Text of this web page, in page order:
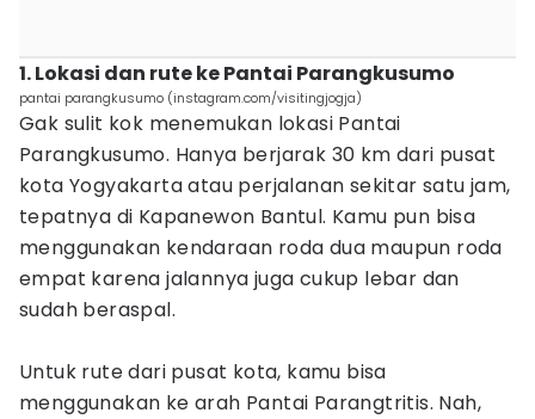
1. Lokasi dan rute ke Pantai Parangkusumo
pantai parangkusumo (instagram.com/visitingjogja)
Gak sulit kok menemukan lokasi Pantai
Parangkusumo. Hanya berjarak 30 km dari pusat
kota Yogyakarta atau perjalanan sekitar satu jam,
tepatnya di Kapanewon Bantul. Kamu pun bisa
menggunakan kendaraan roda dua maupun roda
empat karena jalannya juga cukup lebar dan
sudah beraspal.
Untuk rute dari pusat kota, kamu bisa
menggunakan ke arah Pantai Parangtritis. Nah,